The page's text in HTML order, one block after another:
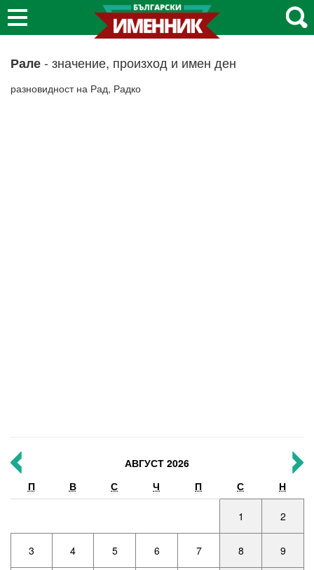
Рале- значение, произход и имен ден
разновидност на Рад, Радко
АВГУСТ 2026
П
В С Ч П С Н
1 2
3 4 5 6 7 8 9